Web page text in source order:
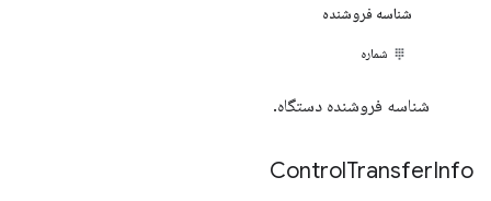
شناسه فروشنده
شماره
شناسه فروشنده دستگاه.
ControlTransferInfo